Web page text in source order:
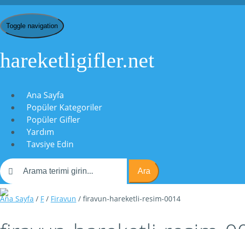
Toggle navigation
hareketligifler.net
Ana Sayfa
Popüler Kategoriler
Popüler Gifler
Yardım
Tavsiye Edin
Ara
Ana Sayfa / F / Firavun / firavun-hareketli-resim-0014